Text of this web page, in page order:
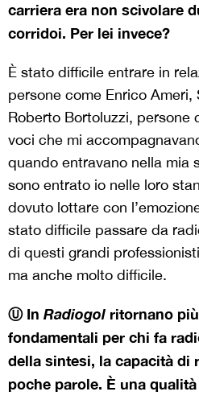
carriera era non scivolare
corridoi. Per lei invece?
È stato difficile entrare in
persone come Enrico
Roberto Bortoluzzi, persone
voci che mi
quando entravano nella mia
sono entrato io nelle loro
dovuto lottare con
stato difficile passare da
di questi grandi
ma anche molto difficile.
Ⓤ In Radiogol ritornano
fondamentali per chi fa
della sintesi, la capacità di
poche parole. È una